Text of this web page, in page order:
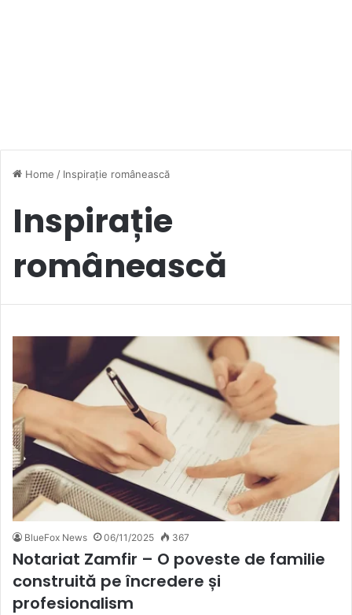
Home / Inspirație românească
Inspirație
românească
BlueFox News 06/11/2025 367
Notariat Zamfir – O poveste de familie
construită pe încredere și
profesionalism